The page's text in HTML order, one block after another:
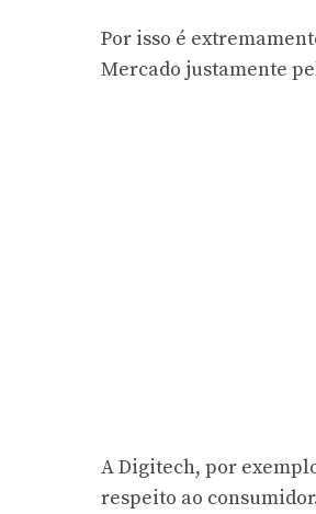
Por isso é
Mercado justamente
A Digitech, por
respeito ao